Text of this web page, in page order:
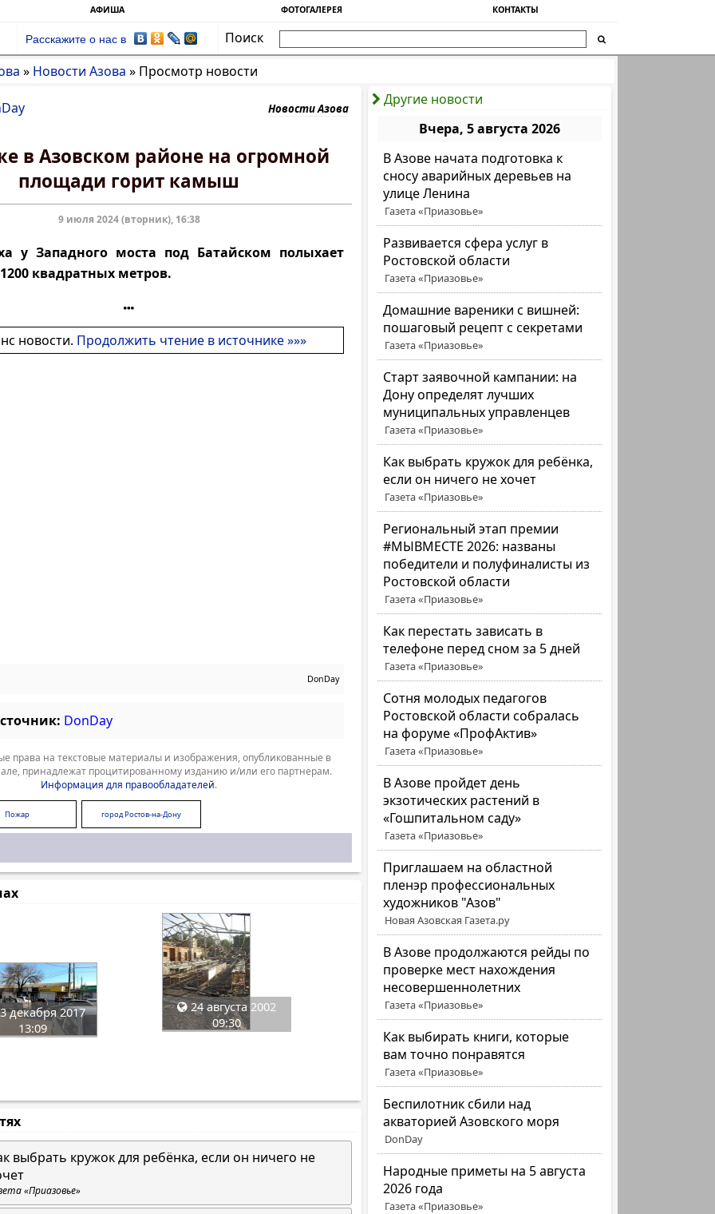
АФИША ФОТОГАЛЕРЕЯ КОНТАКТЫ
Расскажите о нас в
Поиск
» Новости Азова » Просмотр новости
Другие новости
Вчера, 5 августа 2026
В Азове начата подготовка к
сносу аварийных деревьев на
улице Ленина
Газета «Приазовье»
Развивается сфера услуг в
Ростовской области
Газета «Приазовье»
Домашние вареники с вишней:
пошаговый рецепт с секретами
Газета «Приазовье»
Старт заявочной кампании: на
Дону определят лучших
муниципальных управленцев
Газета «Приазовье»
Как выбрать кружок для ребёнка,
если он ничего не хочет
Газета «Приазовье»
Региональный этап премии
#МЫВМЕСТЕ 2026: названы
победители и полуфиналисты из
Ростовской области
Газета «Приазовье»
Как перестать зависать в
телефоне перед сном за 5 дней
Газета «Приазовье»
Сотня молодых педагогов
Ростовской области собралась
на форуме «ПрофАктив»
Газета «Приазовье»
В Азове пройдет день
экзотических растений в
«Гошпитальном саду»
Газета «Приазовье»
Приглашаем на областной
пленэр профессиональных
художников "Азов"
Новая Азовская Газета.ру
В Азове продолжаются рейды по
проверке мест нахождения
несовершеннолетних
Газета «Приазовье»
Как выбирать книги, которые
вам точно понравятся
Газета «Приазовье»
Беспилотник сбили над
акваторией Азовского моря
DonDay
Народные приметы на 5 августа
2026 года
Газета «Приазовье»
Новости Азова
в Азовском районе на огромной
площади горит камыш
9 июля 2024 (вторник), 16:38
у Западного моста под Батайском полыхает
квадратных метров.
новости. Продолжить чтение в источнике »»»
DonDay
DonDay
права на текстовые материалы и изображения, опубликованные в
принадлежат процитированному изданию и/или его партнерам.
Информация для правообладателей.
Пожар город Ростов-на-Дону
декабря 2017
13:09
24 августа 2002
09:30
выбрать кружок для ребёнка, если он ничего не
«Приазовье»